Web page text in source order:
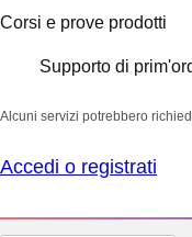
Corsi e prove prodotti
Supporto di
Alcuni servizi potrebbero
Accedi o registrati